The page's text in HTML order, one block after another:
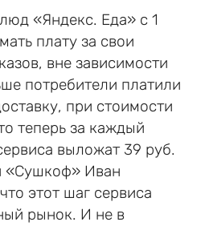
«Яндекс. Еда» с 1
плату за свои
вне зависимости
потребители платили
при стоимости
теперь за каждый
выложат 39 руб.
«Сушкоф» Иван
этот шаг сервиса
рынок. И не в